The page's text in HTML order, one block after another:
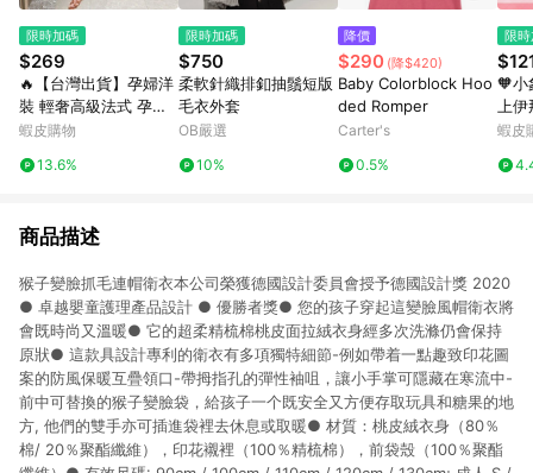
限時加碼
$269
🔥【台灣出貨】孕婦洋
裝 輕奢高級法式 孕婦
連衣裙 夏季新款 氣質
織長裙 修身孕婦長裙
蝦皮購物
13.6%
限時加碼
$750
柔軟針織排釦抽鬚短版
毛衣外套
OB嚴選
10%
降價
$290 (降$420)
Baby Colorblock Hoo
ded Romper
Carter's
0.5%
限
🧡小
上
物
蝦皮
商品描述
猴子變臉抓毛連帽衛衣本公司榮獲德國設計委員會授予德國設計獎 2020
● 卓越嬰童護理產品設計 ● 優勝者獎● 您的孩子穿起這變臉風帽衛衣將
會既時尚又溫暖● 它的超柔精梳棉桃皮面拉絨衣身經多次洗滌仍會保持
原狀● 這款具設計專利的衛衣有多項獨特細節-例如帶着一點趣致印花圖
案的防風保暖互疊領口-帶拇指孔的彈性袖咀，讓小手掌可隱藏在寒流中-
前中可替換的猴子變臉袋，給孩子一个既安全又方便存取玩具和糖果的地
方, 他們的雙手亦可插進袋裡去休息或取暖● 材質：桃皮絨衣身（80％
棉/ 20％聚酯纖維），印花襯裡（100％精梳棉），前袋殼（100％聚酯